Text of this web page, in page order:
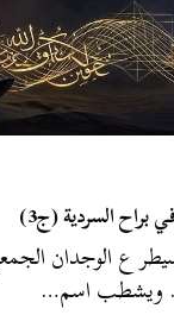
براح السردية (ج3)
ع الوجدان
ويشطب اسم…